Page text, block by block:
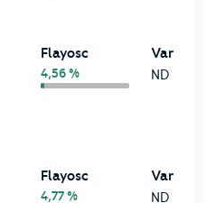
Flayosc
4,56 %
Var
ND
Flayosc
4,77 %
Var
ND